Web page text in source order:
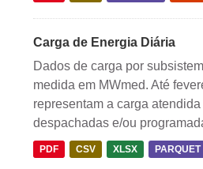
Carga de Energia Diária
Dados de carga por
medida em MWmed. Até
representam a carga
despachadas e/ou
PDF CSV XLSX PARQUET